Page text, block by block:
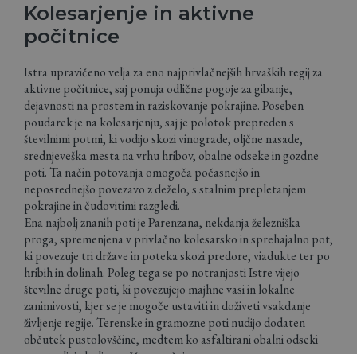
Kolesarjenje in aktivne
počitnice
Istra upravičeno velja za eno najprivlačnejših hrvaških regij za
aktivne počitnice, saj ponuja odlične pogoje za gibanje,
dejavnosti na prostem in raziskovanje pokrajine. Poseben
poudarek je na kolesarjenju, saj je polotok prepreden s
številnimi potmi, ki vodijo skozi vinograde, oljčne nasade,
srednjeveška mesta na vrhu hribov, obalne odseke in gozdne
poti. Ta način potovanja omogoča počasnejšo in
neposrednejšo povezavo z deželo, s stalnim prepletanjem
pokrajine in čudovitimi razgledi.
Ena najbolj znanih poti je Parenzana, nekdanja železniška
proga, spremenjena v privlačno kolesarsko in sprehajalno pot,
ki povezuje tri države in poteka skozi predore, viadukte ter po
hribih in dolinah. Poleg tega se po notranjosti Istre vijejo
številne druge poti, ki povezujejo majhne vasi in lokalne
zanimivosti, kjer se je mogoče ustaviti in doživeti vsakdanje
življenje regije. Terenske in gramozne poti nudijo dodaten
občutek pustolovščine, medtem ko asfaltirani obalni odseki